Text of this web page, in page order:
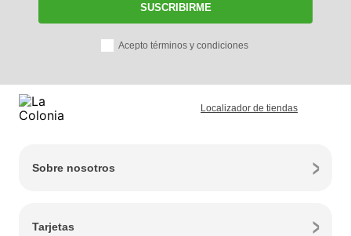
SUSCRIBIRME
Acepto términos y condiciones
Localizador de tiendas
Sobre nosotros
Tarjetas